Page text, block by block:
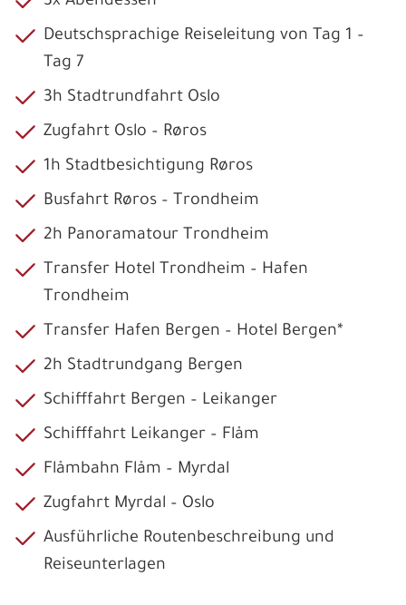
Deutschsprachige Reiseleitung von Tag 1 –
Tag 7
3h Stadtrundfahrt Oslo
Zugfahrt Oslo – Røros
1h Stadtbesichtigung Røros
Busfahrt Røros – Trondheim
2h Panoramatour Trondheim
Transfer Hotel Trondheim – Hafen
Trondheim
Transfer Hafen Bergen – Hotel Bergen*
2h Stadtrundgang Bergen
Schifffahrt Bergen – Leikanger
Schifffahrt Leikanger – Flåm
Flåmbahn Flåm – Myrdal
Zugfahrt Myrdal – Oslo
Ausführliche Routenbeschreibung und
Reiseunterlagen